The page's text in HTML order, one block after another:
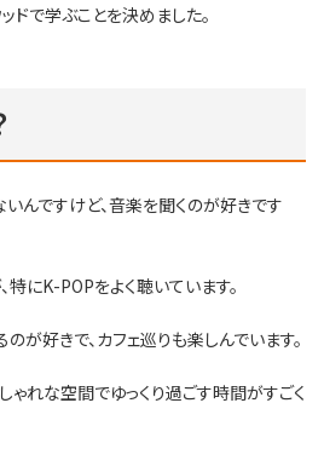
ドで学ぶことを決めました。
んですけど、音楽を聞くのが好きです
特にK-POPをよく聴いています。
が好きで、カフェ巡りも楽しんでいます。
ゃれな空間でゆっくり過ごす時間がすごく